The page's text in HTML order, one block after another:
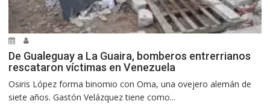
De Gualeguay a La Guaira, bomberos entrerrianos
rescataron víctimas en Venezuela
Osiris López forma binomio con Oma, una ovejero alemán de
siete años. Gastón Velázquez tiene como...